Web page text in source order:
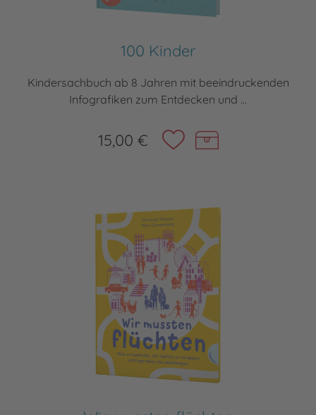
100 Kinder
Kindersachbuch ab 8 Jahren mit beeindruckenden
Infografiken zum Entdecken und ...
15,00 €